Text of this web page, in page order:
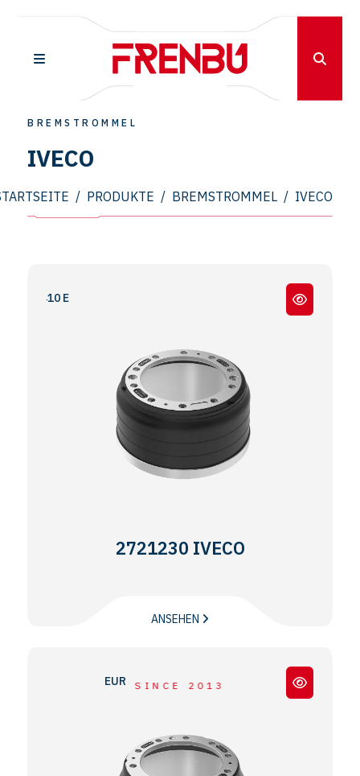
SINCE 2013
BREMSTROMMEL
IVECO
/ PRODUKTE / BREMSTROMMEL / IVECO
EUROTRAKKER - 340
2721230 IVECO
ANSEHEN
EUROTRAKKER